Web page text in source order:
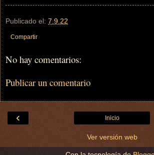
Publicado el: 7.9.22
Compartir
No hay comentarios:
Publicar un comentario
‹ Inicio
Ver versión web